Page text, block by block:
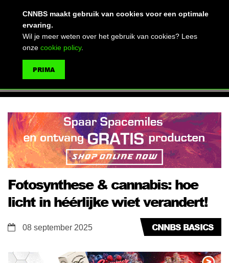
Fotosynthese & cannabis: hoe
licht in héérlijke wiet verandert!
CNNBS BASICS
08 september 2025
CNNBS maakt gebruik van cookies voor een optimale
ervaring.
Wil je meer weten over het gebruik van cookies? Lees
onze cookie policy.
PRIMA